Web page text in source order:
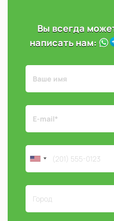
Вы всегда
написать нам: